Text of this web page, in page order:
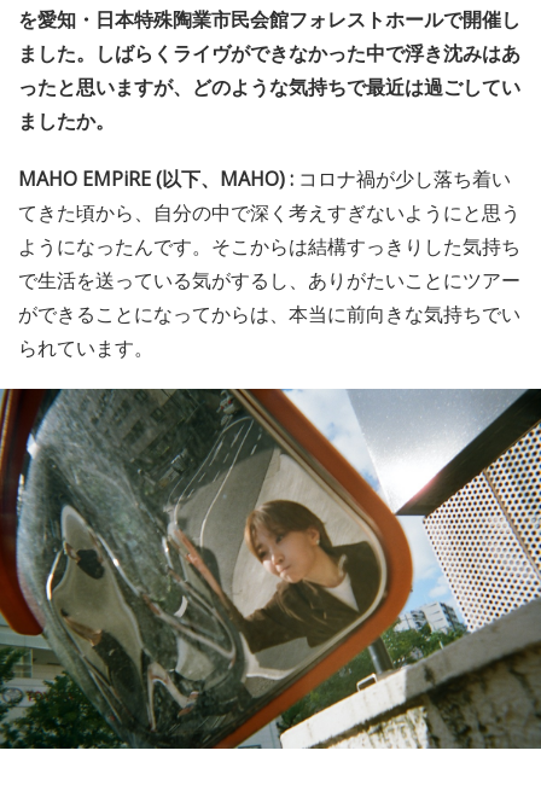
を愛知・日本特殊陶業市民会館フォレストホールで開催し
ました。しばらくライヴができなかった中で浮き沈みはあ
ったと思いますが、どのような気持ちで最近は過ごしてい
ましたか。
MAHO EMPiRE (以下、MAHO) : コロナ禍が少し落ち着い
てきた頃から、自分の中で深く考えすぎないようにと思う
ようになったんです。そこからは結構すっきりした気持ち
で生活を送っている気がするし、ありがたいことにツアー
ができることになってからは、本当に前向きな気持ちでい
られています。